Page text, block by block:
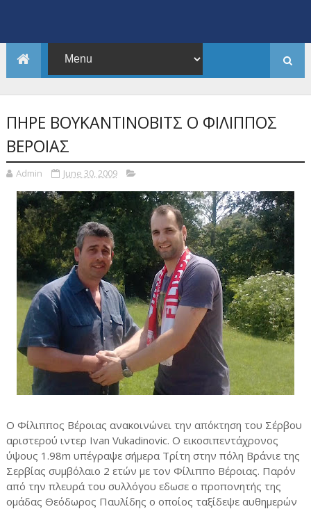
ΠΗΡΕ ΒΟΥΚΑΝΤΙΝΟΒΙΤΣ Ο ΦΙΛΙΠΠΟΣ
ΒΕΡΟΙΑΣ
Admin June 30, 2009
Ο Φίλιππος Βέροιας ανακοινώνει την απόκτηση του Σέρβου
αριστερού ιντερ Ivan Vukadinovic. O εικοσιπεντάχρονος
ύψους 1.98m υπέγραψε σήμερα Τρίτη στην πόλη Βράνιε της
Σερβίας συμβόλαιο 2 ετών με τον Φίλιππο Βέροιας. Παρόν
από την πλευρά του συλλόγου εδωσε ο προπονητής της
ομάδας Θεόδωρος Παυλίδης ο οποίος ταξίδεψε αυθημερών